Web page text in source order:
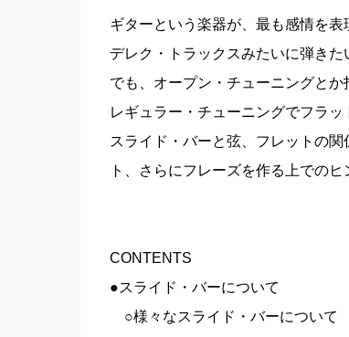
ギターという楽器が、最も感情を表
デレク・トラックスみたいに弾き
でも、オープン・チューニングと
レギュラー・チューニングでフラッ
スライド・バーと弦、フレットの
ト、さらにフレーズを作る上でのヒ
CONTENTS
●スライド・バーについて
○様々なスライド・バーについて